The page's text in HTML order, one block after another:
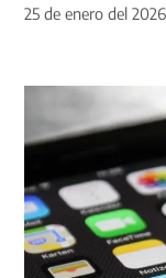
25 de enero del